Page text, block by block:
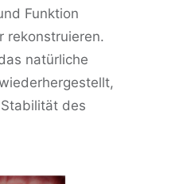
Funktion
rekonstruieren.
natürliche
des